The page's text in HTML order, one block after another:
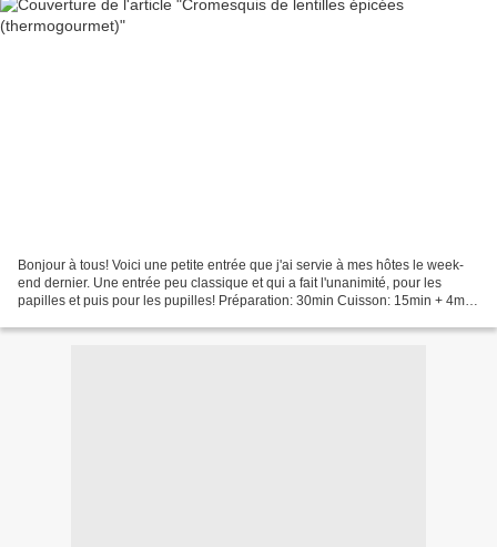
Bonjour à tous! Voici une petite entrée que j'ai servie à mes hôtes le week-
end dernier. Une entrée peu classique et qui a fait l'unanimité, pour les
papilles et puis pour les pupilles! Préparation: 30min Cuisson: 15min + 4min